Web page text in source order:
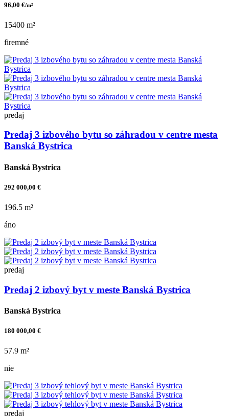
96,00 €/m²
15400 m²
firemné
predaj
Predaj 3 izbového bytu so záhradou v centre mesta
Banská Bystrica
Banská Bystrica
292 000,00 €
196.5 m²
áno
predaj
Predaj 2 izbový byt v meste Banská Bystrica
Banská Bystrica
180 000,00 €
57.9 m²
nie
predaj